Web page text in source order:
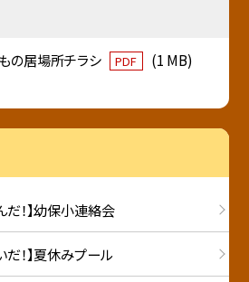
もの居場所チラシ PDF (1 MB)
！】幼保小連絡会
！】夏休みプール